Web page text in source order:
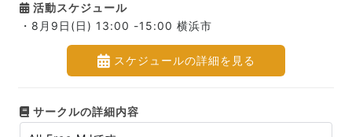
活動スケジュール
・8月9日(日) 13:00 -15:00 横浜市
スケジュールの詳細を見る
サークルの詳細内容